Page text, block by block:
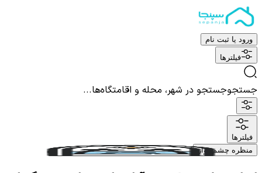
ورود یا ثبت نام
فیلترها
جستجوجستجو در شهر، محله و اقامتگاه‌ها...
فیلترها
منظره چشم نواز